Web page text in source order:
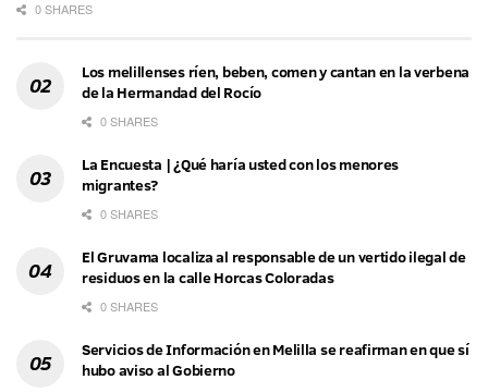
0 SHARES
Los melillenses ríen, beben, comen y cantan en la verbena
de la Hermandad del Rocío
0 SHARES
La Encuesta | ¿Qué haría usted con los menores
migrantes?
0 SHARES
El Gruvama localiza al responsable de un vertido ilegal de
residuos en la calle Horcas Coloradas
0 SHARES
Servicios de Información en Melilla se reafirman en que sí
hubo aviso al Gobierno